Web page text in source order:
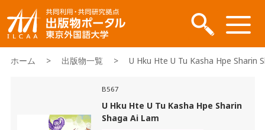
ホーム > 出版物一覧 > U Hku Hte U Tu Kasha Hpe Sharin
B567
U Hku Hte U Tu Kasha Hpe Sharin
Shaga Ai Lam